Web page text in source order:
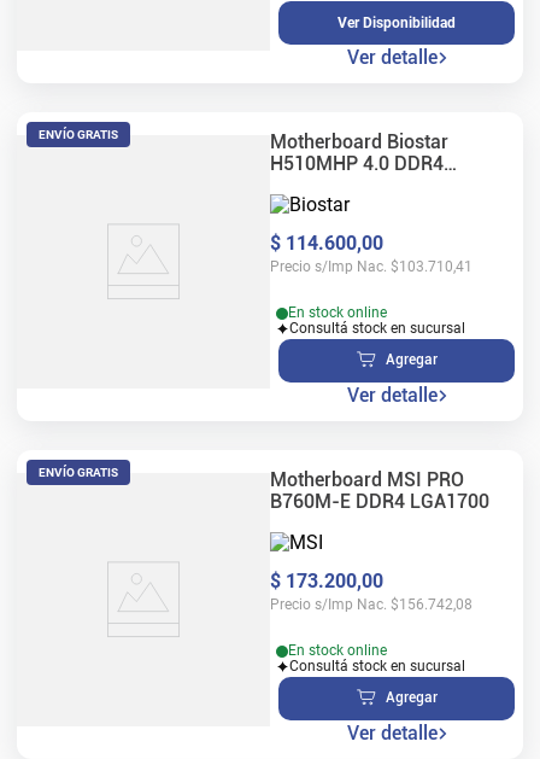
Ver Disponibilidad
Ver detalle
ENVÍO GRATIS
Motherboard Biostar
H510MHP 4.0 DDR4
$ 114.600,00
Precio s/Imp Nac. $103.710,41
En stock online
Consultá stock en sucursal
Agregar
Ver detalle
ENVÍO GRATIS
Motherboard MSI PRO
B760M-E DDR4 LGA1700
$ 173.200,00
Precio s/Imp Nac. $156.742,08
En stock online
Consultá stock en sucursal
Agregar
Ver detalle